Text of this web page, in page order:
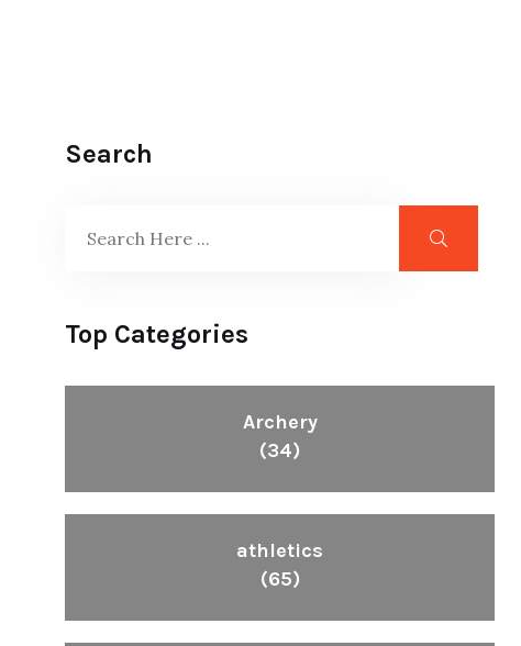
Search
Top Categories
Archery
(34)
athletics
(65)